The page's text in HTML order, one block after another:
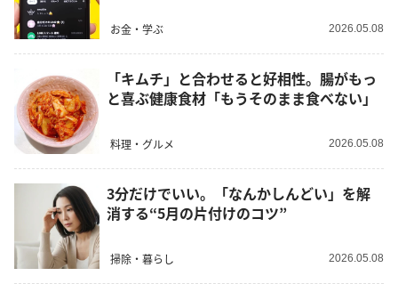
お金・学ぶ 2026.05.08
「キムチ」と合わせると好相性。腸がもっ
と喜ぶ健康食材「もうそのまま食べない」
料理・グルメ 2026.05.08
3分だけでいい。「なんかしんどい」を解
消する“5月の片付けのコツ”
掃除・暮らし 2026.05.08